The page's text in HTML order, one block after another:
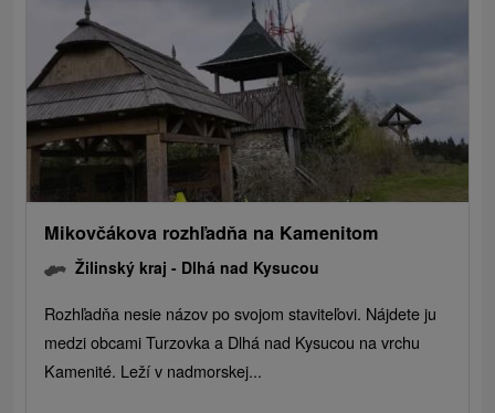
Mikovčákova rozhľadňa na Kamenitom
Žilinský kraj - Dlhá nad Kysucou
Rozhľadňa nesie názov po svojom staviteľovi. Nájdete ju
medzi obcami Turzovka a Dlhá nad Kysucou na vrchu
Kamenité. Leží v nadmorskej...